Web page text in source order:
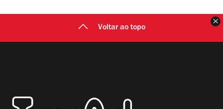
Voltar ao topo